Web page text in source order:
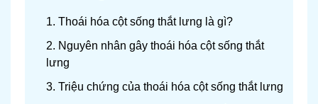
1. Thoái hóa cột sống thắt lưng là gì?
2. Nguyên nhân gây thoái hóa cột sống thắt
lưng
3. Triệu chứng của thoái hóa cột sống thắt lưng